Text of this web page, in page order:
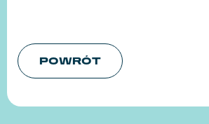
POWRÓT